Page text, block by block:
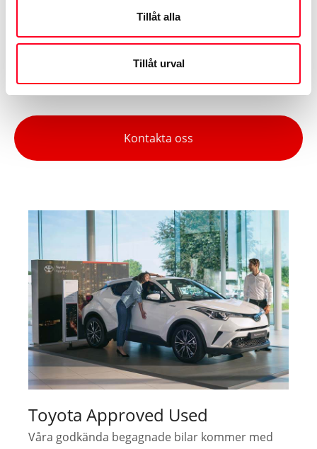
Tillåt alla
Tillåt urval
Om du behöver hjälp, ring Toyota Trygghetsassistans
0771 – 908 020
Kontakta oss
Toyota Approved Used
Våra godkända begagnade bilar kommer med